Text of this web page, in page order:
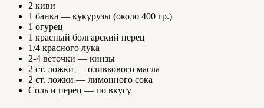
2 киви
1 банка — кукурузы (около 400 гр.)
1 огурец
1 красный болгарский перец
1/4 красного лука
2-4 веточки — кинзы
2 ст. ложки — оливкового масла
2 ст. ложки — лимонного сока
Соль и перец — по вкусу